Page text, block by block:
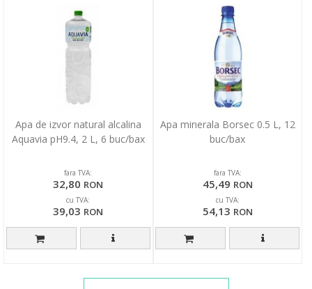
Apa de izvor natural alcalina
Aquavia pH9.4, 2 L, 6 buc/bax
fara TVA:
32,80 RON
cu TVA:
39,03 RON
Apa minerala Borsec 0.5 L, 12
buc/bax
fara TVA:
45,49 RON
cu TVA:
54,13 RON